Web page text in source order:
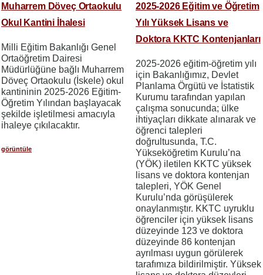
Muharrem Döveç Ortaokulu
Okul Kantini İhalesi
Milli Eğitim Bakanlığı Genel
Ortaöğretim Dairesi
Müdürlüğüne bağlı Muharrem
Döveç Ortaokulu (İskele) okul
kantininin 2025-2026 Eğitim-
Öğretim Yılından başlayacak
şekilde işletilmesi amacıyla
ihaleye çıkılacaktır.
görüntüle
2025-2026 Eğitim ve Öğretim
Yılı Yüksek Lisans ve
Doktora KKTC Kontenjanları
2025-2026 eğitim-öğretim yılı
için Bakanlığımız, Devlet
Planlama Örgütü ve İstatistik
Kurumu tarafından yapılan
çalışma sonucunda; ülke
ihtiyaçları dikkate alınarak ve
öğrenci talepleri
doğrultusunda, T.C.
Yükseköğretim Kurulu’na
(YÖK) iletilen KKTC yüksek
lisans ve doktora kontenjan
talepleri, YÖK Genel
Kurulu’nda görüşülerek
onaylanmıştır. KKTC uyruklu
öğrenciler için yüksek lisans
düzeyinde 123 ve doktora
düzeyinde 86 kontenjan
ayrılması uygun görülerek
tarafımıza bildirilmiştir. Yüksek